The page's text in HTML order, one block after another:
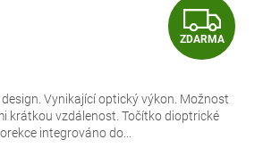
Z
D
A
ZDARMA
Vynikající optický výkon. Možnost
krátkou vzdálenost. Točítko dioptrické
integrováno do...